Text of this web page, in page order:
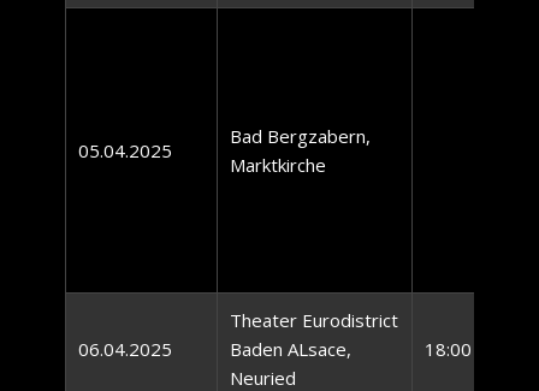
0​5.04.2025
Bad Bergzabern,
Marktkirche
06.04.2025
Theater Eurodistrict
Baden ALsace,
Neuried
18:00 Uhr